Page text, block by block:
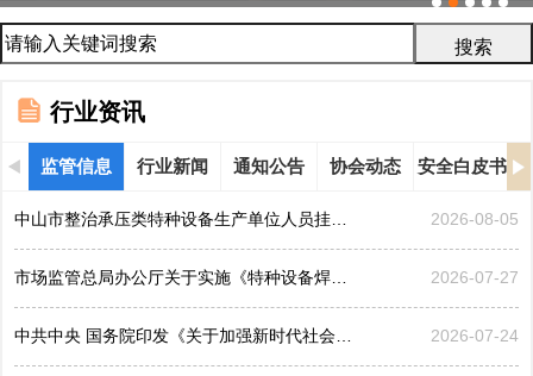
行业资讯
监管信息 行业新闻 通知公告 协会动态 安全白皮书
中山市整治承压类特种设备生产单位人员挂靠、临时凑岗、... 2026-08-05
市场监管总局办公厅关于实施《特种设备焊接操作人员考核... 2026-07-27
中共中央 国务院印发《关于加强新时代社会工作的意见》 2026-07-24